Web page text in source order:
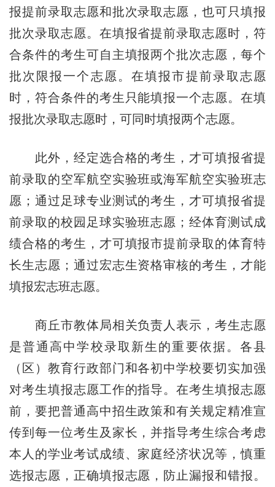
报提前录取志愿和批次录取志愿，也可只填报
批次录取志愿。在填报省提前录取志愿时，符
合条件的考生可自主填报两个批次志愿，每个
批次限报一个志愿。在填报市提前录取志愿
时，符合条件的考生只能填报一个志愿。在填
报批次录取志愿时，可同时填报两个志愿。
此外，经定选合格的考生，才可填报省提
前录取的空军航空实验班或海军航空实验班志
愿；通过足球专业测试的考生，才可填报省提
前录取的校园足球实验班志愿；经体育测试成
绩合格的考生，才可填报市提前录取的体育特
长生志愿；通过宏志生资格审核的考生，才能
填报宏志班志愿。
商丘市教体局相关负责人表示，考生志愿
是普通高中学校录取新生的重要依据。各县
（区）教育行政部门和各初中学校要切实加强
对考生填报志愿工作的指导。在考生填报志愿
前，要把普通高中招生政策和有关规定精准宣
传到每一位考生及家长，并指导考生综合考虑
本人的学业考试成绩、家庭经济状况等，慎重
选报志愿，正确填报志愿，防止漏报和错报。